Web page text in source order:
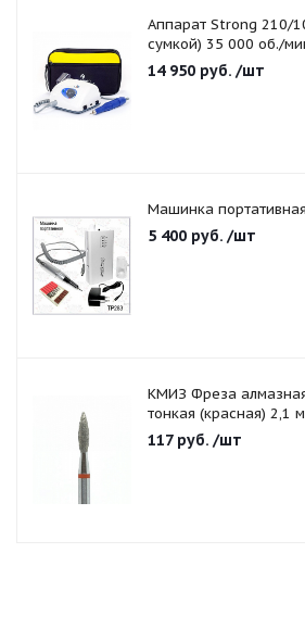
Аппарат Strong 210/
сумкой) 35 000 об./
14 950 руб. /шт
Машинка
5 400 руб. /шт
КМИЗ Фреза
тонкая (красная) 2,1
117руб. /шт